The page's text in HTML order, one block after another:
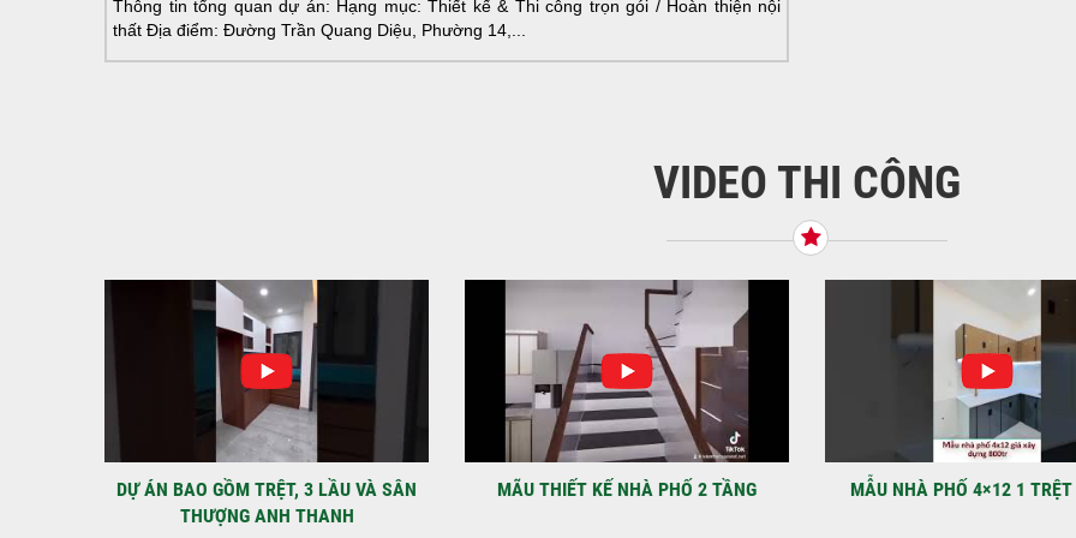
Thông tin tổng quan dự án: Hạng mục: Thiết kế & Thi công trọn gói / Hoàn thiện nội
thất Địa điểm: Đường Trần Quang Diệu, Phường 14,...
Địa
Kỳ
VIDEO THI CÔNG
DỰ ÁN BAO GỒM TRỆT, 3 LẦU VÀ SÂN
THƯỢNG ANH THANH
MÃU THIẾT KẾ NHÀ PHỐ 2 TẦNG MẪU NHÀ PHỐ 4×12 1